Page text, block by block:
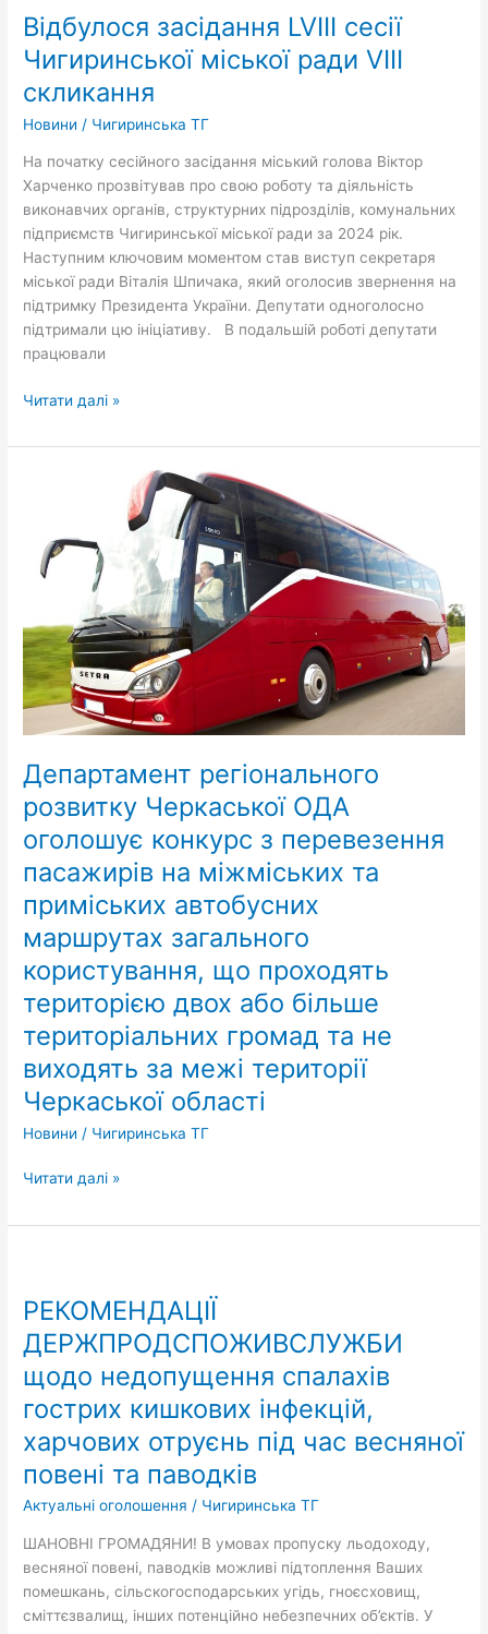
Відбулося засідання LVIII сесії
Чигиринської міської ради VIІІ
скликання
Новини / Чигиринська ТГ
На початку сесійного засідання міський голова Віктор
Харченко прозвітував про свою роботу та діяльність
виконавчих органів, структурних підрозділів, комунальних
підприємств Чигиринської міської ради за 2024 рік.
Наступним ключовим моментом став виступ секретаря
міської ради Віталія Шпичака, який оголосив звернення на
підтримку Президента України. Депутати одноголосно
підтримали цю ініціативу. В подальшій роботі депутати
працювали
LVIII
сесії
Чигиринської
міської
ради
скликання
Читати далі »
Департамент регіонального
розвитку Черкаської ОДА
оголошує конкурс з перевезення
пасажирів на міжміських та
приміських автобусних
маршрутах загального
користування, що проходять
територією двох або більше
територіальних громад та не
виходять за межі території
Черкаської області
Новини / Чигиринська ТГ
Черкаської
ОДА
конкурс
з
перевезення
пасажирів
та
приміських
автобусних
маршрутах
загального
користування,
що
проходять
двох
або
більше
громад
та
не
за
території
Читати далі »
РЕКОМЕНДАЦІЇ
ДЕРЖПРОДСПОЖИВСЛУЖБИ
щодо недопущення спалахів
гострих кишкових інфекцій,
харчових отруєнь під час весняної
повені та паводків
Актуальні оголошення / Чигиринська ТГ
ШАНОВНІ ГРОМАДЯНИ! В умовах пропуску льодоходу,
весняної повені, паводків можливі підтоплення Ваших
помешкань, сільскогосподарських угідь, гноєсховищ,
сміттєзвалищ, інших потенційно небезпечних об’єктів. У
щодо
недопущення
спалахів
гострих
кишкових
інфекцій,
харчових
отруєнь
під
весняної
повені
та
паводків